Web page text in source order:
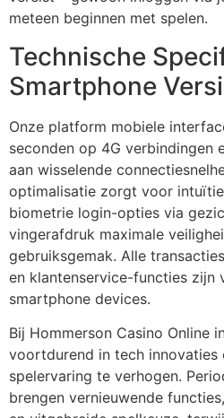
giriş
giriş
giriş
Panel
meteen beginnen met spelen.
Technische
Smartphone
Onze platform mobiele
seconden op 4G verbindingen
aan wisselende
optimalisatie zorgt voor
biometrie login-opties via
vingerafdruk maximale
gebruiksgemak. Alle
en klantenservice-functies zijn
smartphone devices.
Bij Hommerson Casino Online
voortdurend in tech innovaties
spelervaring te verhogen.
brengen vernieuwende